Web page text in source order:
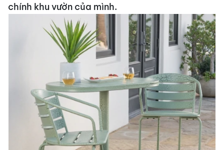
chính khu vườn của mình.